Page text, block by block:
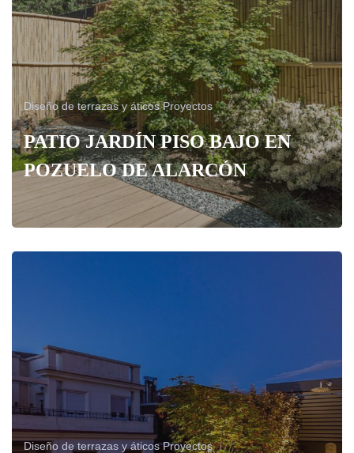
Diseño de terrazas y áticos Proyectos
PATIO JARDÍN PISO BAJO EN
POZUELO DE ALARCÓN
Diseño de terrazas y áticos Proyectos